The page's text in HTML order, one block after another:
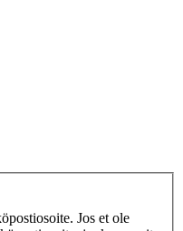
Jos et ole